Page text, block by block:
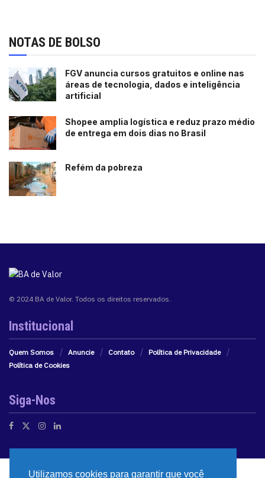
NOTAS DE BOLSO
FGV anuncia cursos gratuitos e online nas
áreas de tecnologia, dados e inteligência
artificial
Shopee amplia logística e reduz prazo médio
de entrega em dois dias no Brasil
Refém da pobreza
© 2024 BA de Valor. Todos os direitos reservados.
Institucional
Quem Somos Anuncie Contato
Política de Privacidade
Política de Cookies
Siga-Nos
Utilizamos cookies para garantir que você